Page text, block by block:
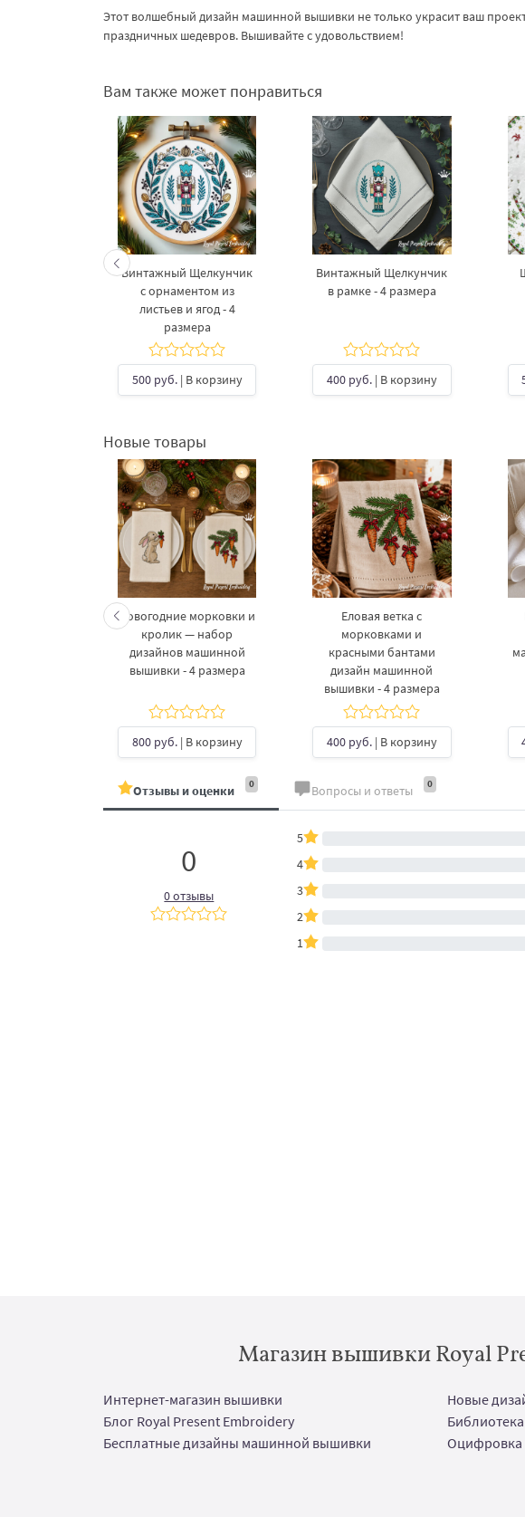
Этот волшебный дизайн машинной вышивки не только украсит ваш
праздничных шедевров. Вышивайте с удовольствием!
Вам также может понравиться
Винтажный Щелкунчик
с орнаментом из
листьев и ягод - 4
размера
500 руб.| В корзину
Винтажный Щелкунчик
в рамке - 4 размера
400 руб.| В корзину
Новые товары
Новогодние морковки и
кролик — набор
дизайнов машинной
вышивки - 4 размера
800 руб.| В корзину
Еловая ветка с
морковками и
красными бантами
дизайн машинной
вышивки - 4 размера
400 руб.| В корзину
Отзывы и оценки 0 Вопросы и ответы 0
0
0 отзывы
5
4
3
2
1
Магазин вышивки Royal
Интернет-магазин вышивки Новые
Блог Royal Present Embroidery
Бесплатные дизайны машинной вышивки
Оцифровка